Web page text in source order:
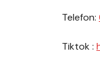
Telefon:
Tiktok :